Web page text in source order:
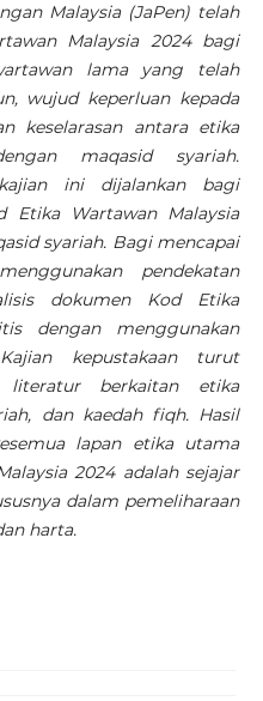
Malaysia (JaPen) telah
Malaysia 2024 bagi
lama yang telah
wujud keperluan kepada
keselarasan antara etika
maqasid syariah.
ini dijalankan bagi
Etika Wartawan Malaysia
syariah. Bagi mencapai
pendekatan
dokumen Kod Etika
dengan menggunakan
kepustakaan turut
berkaitan etika
dan kaedah fiqh. Hasil
lapan etika utama
2024 adalah sejajar
dalam pemeliharaan
harta.